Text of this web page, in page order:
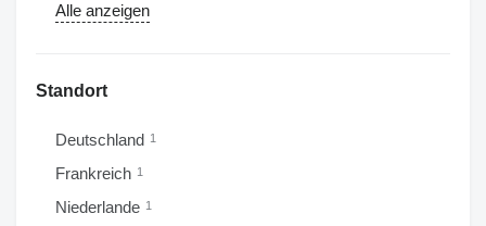
Alle anzeigen
Standort
Deutschland 1
Frankreich 1
Niederlande 1